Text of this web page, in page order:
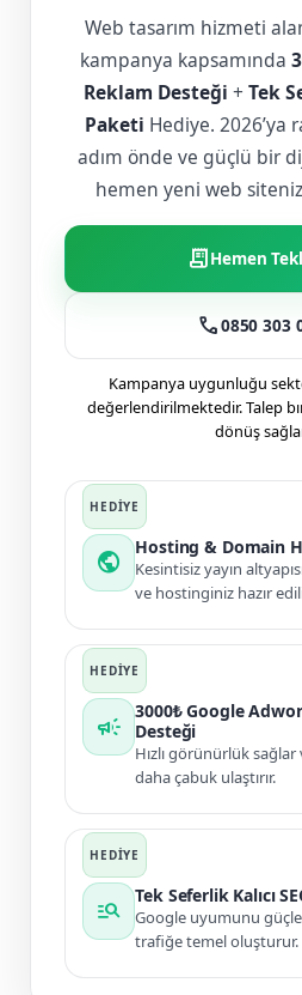
Web tasarım hizmeti
kampanya kapsamında
Reklam Desteği + Tek
Paketi Hediye.
adım önde ve güçlü bir
hemen yeni web
receipt_longHemen
call0850 303
Kampanya uygunluğu
değerlendirilmektedir. Talep
dönüş
public
Hosting & Domain
Kesintisiz yayın
ve hostinginiz hazır
campaign
3000₺ Google
Desteği
Hızlı görünürlük
daha çabuk ulaştırır.
manage_search
Tek Seferlik Kalıcı
Google uyumunu
trafiğe temel oluşturur.